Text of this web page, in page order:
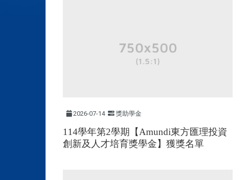
2026-07-14 獎助學金
114學年第2學期【Amundi東方匯理投資
創新及人才培育獎學金】獲獎名單